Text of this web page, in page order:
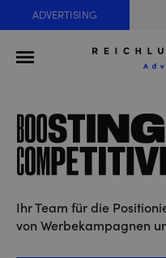
ADVERTISING
Ihr Team für die
von Werbekampagnen